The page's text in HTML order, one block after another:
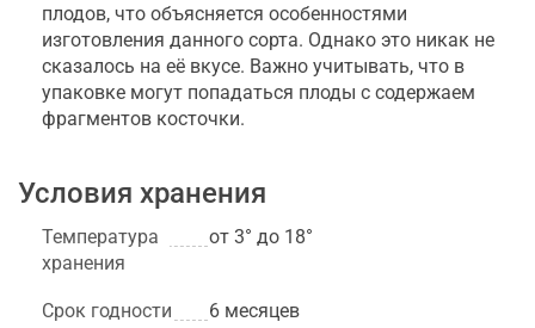
плодов, что объясняется особенностями
изготовления данного сорта. Однако это никак не
сказалось на её вкусе. Важно учитывать, что в
упаковке могут попадаться плоды с содержаем
фрагментов косточки.
Условия хранения
Температура
хранения
от 3° до 18°
Срок годности
6 месяцев